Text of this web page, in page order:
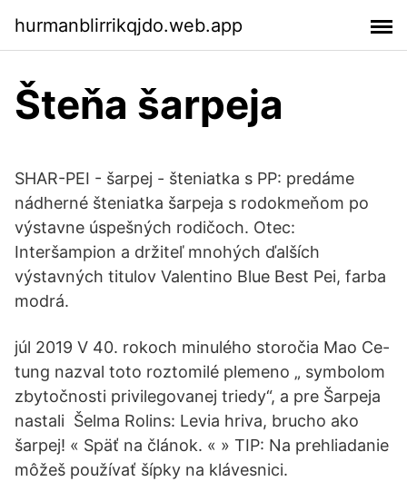
hurmanblirrikqjdo.web.app
Šteňa šarpeja
SHAR-PEI - šarpej - šteniatka s PP: predáme
nádherné šteniatka šarpeja s rodokmeňom po
výstavne úspešných rodičoch. Otec:
Interšampion a držiteľ mnohých ďalších
výstavných titulov Valentino Blue Best Pei, farba
modrá.
júl 2019 V 40. rokoch minulého storočia Mao Ce-
tung nazval toto roztomilé plemeno „ symbolom
zbytočnosti privilegovanej triedy“, a pre Šarpeja
nastali Šelma Rolins: Levia hriva, brucho ako
šarpej! « Späť na článok. « » TIP: Na prehliadanie
môžeš používať šípky na klávesnici.